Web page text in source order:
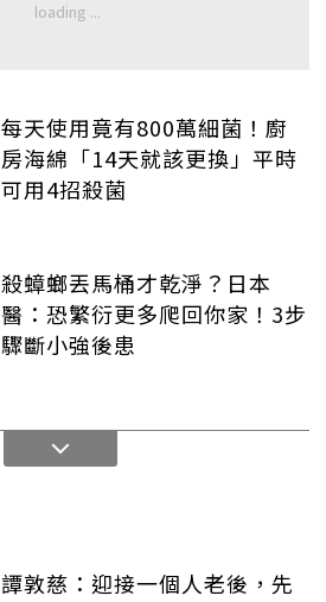
每天使用竟有800萬細菌！廚
房海綿「14天就該更換」平時
可用4招殺菌
殺蟑螂丟馬桶才乾淨？日本
醫：恐繁衍更多爬回你家！3步
驟斷小強後患
譚敦慈：迎接一個人老後，先